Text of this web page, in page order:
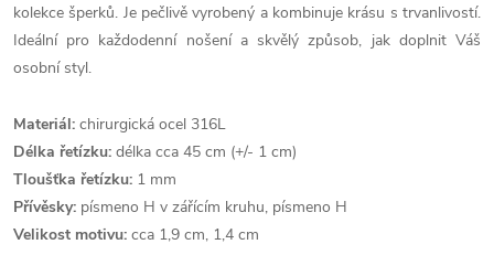
kolekce šperků. Je pečlivě vyrobený a kombinuje krásu s trvanlivostí.
Ideální pro každodenní nošení a skvělý způsob, jak doplnit Váš
osobní styl.
Materiál: chirurgická ocel 316L
Délka řetízku: délka cca 45 cm (+/- 1 cm)
Tloušťka řetízku: 1 mm
Přívěsky: písmeno H v zářícím kruhu, písmeno H
Velikost motivu: cca 1,9 cm, 1,4 cm